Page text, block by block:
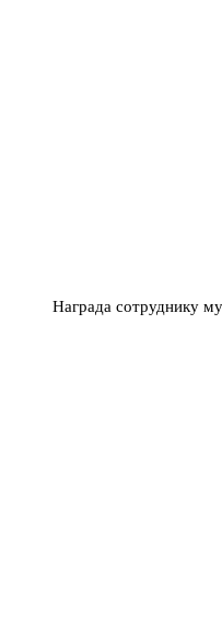
Награда сотруднику